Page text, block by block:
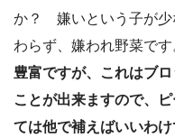
か？ 嫌いという子が少
わらず、嫌われ野菜です
豊富ですが、これはブ
ことが出来ますので、
ては他で補えばいいわけ